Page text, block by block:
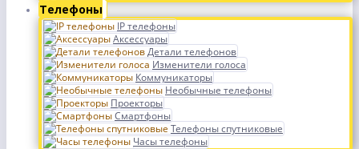
Телефоны
IP телефоны
Аксессуары
Детали телефонов
Изменители голоса
Коммуникаторы
Необычные телефоны
Проекторы
Смартфоны
Телефоны спутниковые
Часы телефоны